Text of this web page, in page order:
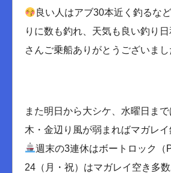
良い人はアブ30本近く釣るな
りに数も釣れ、天気も良い釣り
さんご乗船ありがとうございま
また明日から大シケ、水曜日ま
木・金辺り風が弱まればマガレ
週末の3連休はボートロック（
24（月・祝）はマガレイ空き多